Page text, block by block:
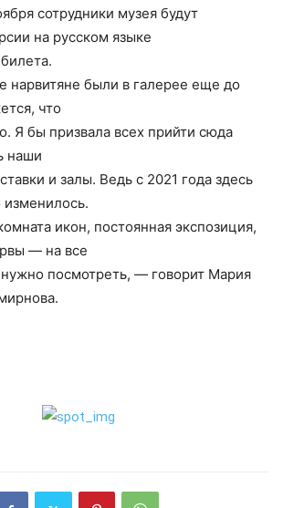
сотрудники музея будут
на русском языке
нарвитяне были в галерее еще до
что
Я бы призвала всех прийти сюда
наши
и залы. Ведь с 2021 года здесь
изменилось.
икон, постоянная экспозиция,
— на все
нужно посмотреть, — говорит Мария